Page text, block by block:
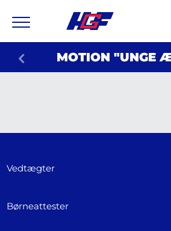
MOTION "UNGE
Vedtægter
Børneattester